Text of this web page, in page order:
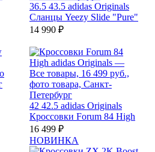
36.5 43.5 adidas Originals
Сланцы Yeezy Slide "Pure"
14 990 ₽
42 42.5 adidas Originals
Кроссовки Forum 84 High
16 499 ₽
НОВИНКА